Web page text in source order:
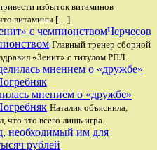
избыток витаминов
витамины […]
Черчесов
Главный тренер сборной
«Зенит» с титулом РПЛ.
мнением о «дружбе»
Наталия объяснила,
что это всего лишь игра.